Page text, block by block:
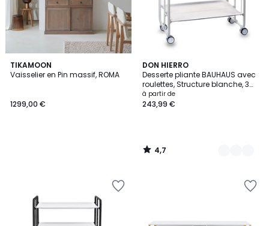
TIKAMOON
Vaisselier en Pin massif, ROMA
1299,00 €
DON HIERRO
Desserte pliante BAUHAUS avec
roulettes, Structure blanche, 3
niveaux, 3 positions
à partir de
243,99 €
4,7
/ 5
8
Couleurs
4,7
/